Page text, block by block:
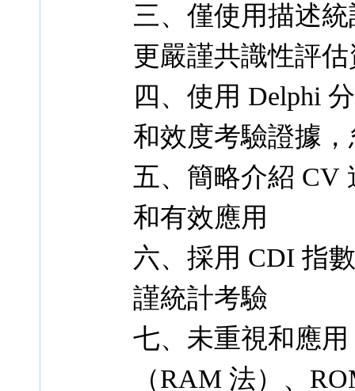
三、僅使用描述
更嚴謹共識性評
四、使用 Delphi
和效度考驗證據
五、簡略介紹 CV
和有效應用
六、採用 CDI 指
謹統計考驗
七、未重視和應
（RAM 法）、